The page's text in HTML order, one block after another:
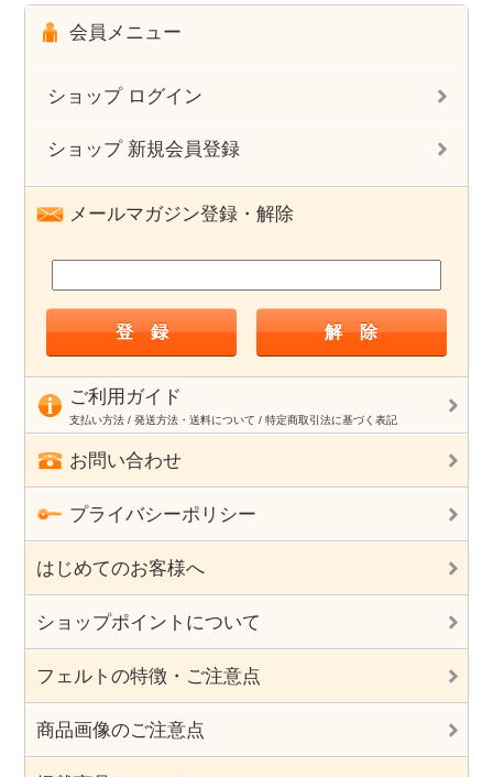
会員メニュー
ショップ ログイン
ショップ 新規会員登録
メールマガジン登録・解除
ご利用ガイド
支払い方法 / 発送方法・送料について / 特定商取引法に基づく表記
お問い合わせ
プライバシーポリシー
はじめてのお客様へ
ショップポイントについて
フェルトの特徴・ご注意点
商品画像のご注意点